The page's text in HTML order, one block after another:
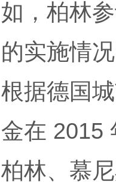
如，柏林
的实施情
根据德国
金在 2015
柏林、慕